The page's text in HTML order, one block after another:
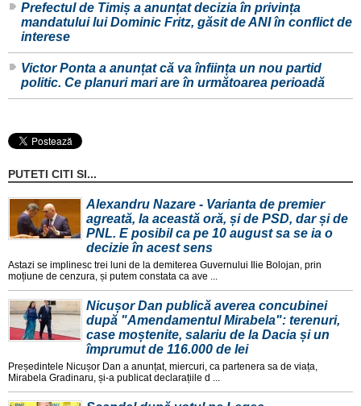
Prefectul de Timiș a anunțat decizia în privința
mandatului lui Dominic Fritz, găsit de ANI în conflict de
interese
Victor Ponta a anunțat că va înființa un nou partid
politic. Ce planuri mari are în următoarea perioadă
PUTETI CITI SI...
Alexandru Nazare - Varianta de premier
agreată, la această oră, și de PSD, dar și de
PNL. E posibil ca pe 10 august sa se ia o
decizie în acest sens
Astazi se implinesc trei luni de la demiterea Guvernului Ilie Bolojan, prin
moțiune de cenzura, și putem constata ca ave ...
Nicușor Dan publică averea concubinei
după "Amendamentul Mirabela": terenuri,
case moștenite, salariu de la Dacia și un
împrumut de 116.000 de lei
Președintele Nicușor Dan a anunțat, miercuri, ca partenera sa de viața,
Mirabela Gradinaru, și-a publicat declarațiile d ...